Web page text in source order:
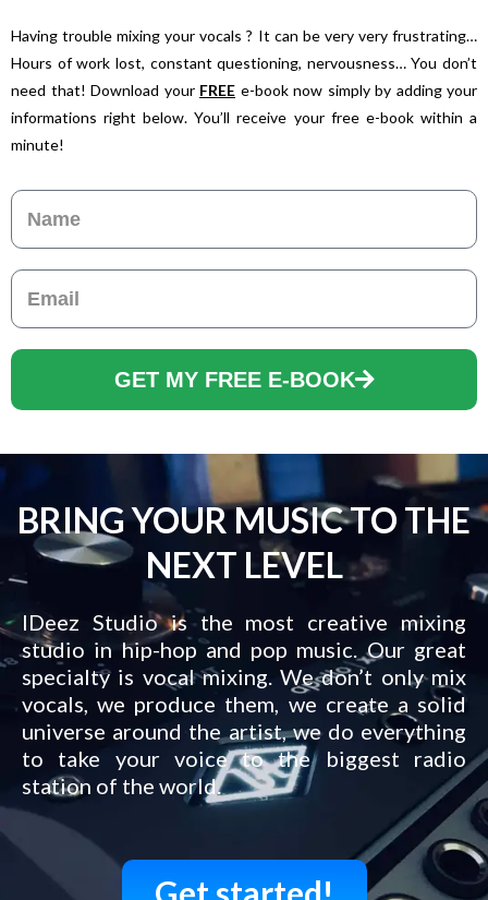
Having trouble mixing your vocals ? It can be very very frustrating…
Hours of work lost, constant questioning, nervousness… You don’t
need that! Download your FREE e-book now simply by adding your
informations right below. You’ll receive your free e-book within a
minute!
Name
Email
GET MY FREE E-BOOK
BRING YOUR MUSIC TO THE
NEXT LEVEL
IDeez Studio is the most creative mixing
studio in hip-hop and pop music. Our great
specialty is vocal mixing. We don’t only mix
vocals, we produce them, we create a solid
universe around the artist, we do everything
to take your voice to the biggest radio
station of the world.